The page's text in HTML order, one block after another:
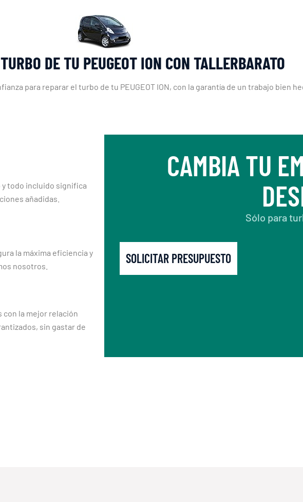
DE TU PEUGEOT ION CON TALLERBARATO
para reparar el turbo de tu PEUGEOT ION, con la garantía de un trabajo bien
todo incluido significa
añadidas.
la máxima eficiencia y
nosotros.
con la mejor relación
sin gastar de
CAMBIA TU
Sólo para
SOLICITAR PRESUPUESTO